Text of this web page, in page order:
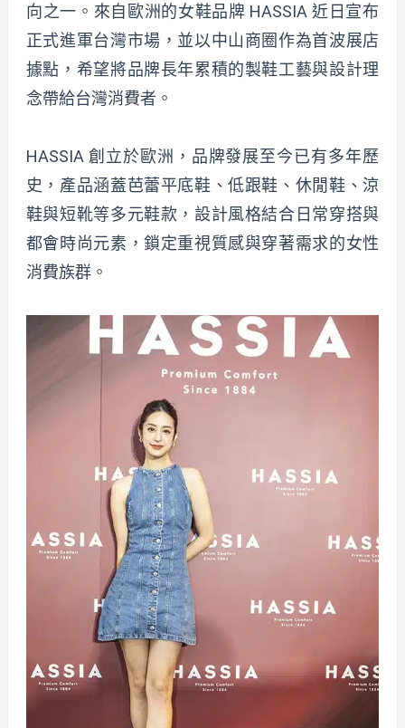
向之一。來自歐洲的女鞋品牌 HASSIA 近日宣布
正式進軍台灣市場，並以中山商圈作為首波展店
據點，希望將品牌長年累積的製鞋工藝與設計理
念帶給台灣消費者。
HASSIA 創立於歐洲，品牌發展至今已有多年歷
史，產品涵蓋芭蕾平底鞋、低跟鞋、休閒鞋、涼
鞋與短靴等多元鞋款，設計風格結合日常穿搭與
都會時尚元素，鎖定重視質感與穿著需求的女性
消費族群。